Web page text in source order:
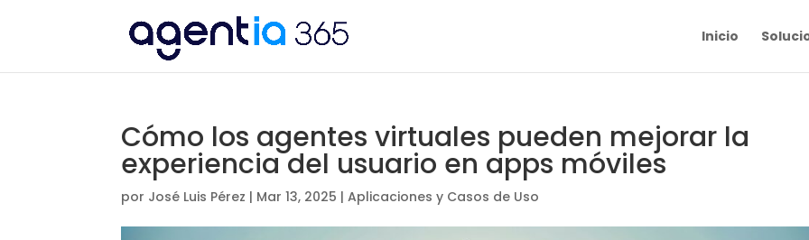
Inicio
Cómo los agentes virtuales pueden mejorar la
experiencia del usuario en apps móviles
por José Luis Pérez | Mar 13, 2025 |Aplicaciones y Casos de Uso